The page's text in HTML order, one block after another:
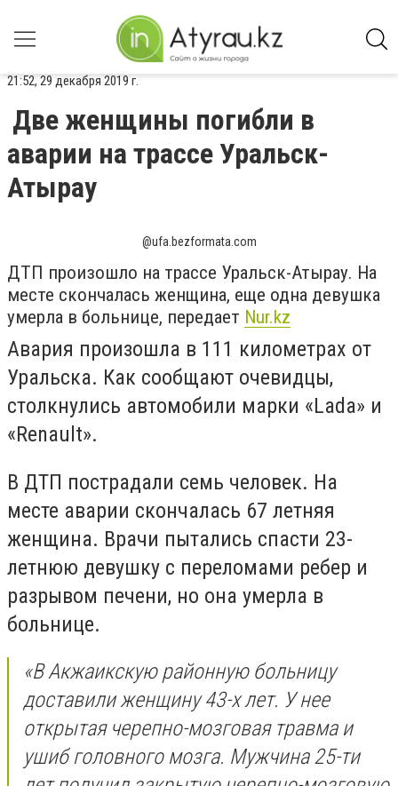
21:52, 29 декабря 2019 г.
Две женщины погибли в
аварии на трассе Уральск-
Атырау
@ufa.bezformata.com
ДТП произошло на трассе Уральск-Атырау. На
месте скончалась женщина, еще одна девушка
умерла в больнице, передает Nur.kz
Авария произошла в 111 километрах от
Уральска. Как сообщают очевидцы,
столкнулись автомобили марки «Lada» и
«Renault».
В ДТП пострадали семь человек. На
месте аварии скончалась 67 летняя
женщина. Врачи пытались спасти 23-
летнюю девушку с переломами ребер и
разрывом печени, но она умерла в
больнице.
«В Акжаикскую районную больницу
доставили женщину 43-х лет. У нее
открытая черепно-мозговая травма и
ушиб головного мозга. Мужчина 25-ти